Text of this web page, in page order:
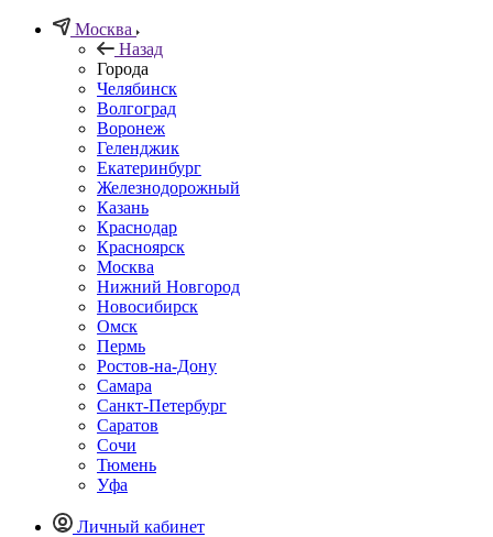
Москва
Назад
Города
Челябинск
Волгоград
Воронеж
Геленджик
Екатеринбург
Железнодорожный
Казань
Краснодар
Красноярск
Москва
Нижний Новгород
Новосибирск
Омск
Пермь
Ростов-на-Дону
Самара
Санкт-Петербург
Саратов
Сочи
Тюмень
Уфа
Личный кабинет